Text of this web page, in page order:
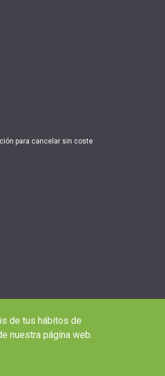
para cancelar sin coste
de tus hábitos de
nuestra página web.